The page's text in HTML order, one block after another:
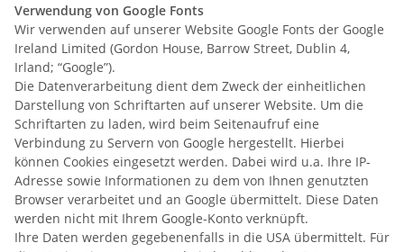
Verwendung von Google Fonts
Wir verwenden auf unserer Website Google Fonts der Google
Ireland Limited (Gordon House, Barrow Street, Dublin 4,
Irland; “Google”).
Die Datenverarbeitung dient dem Zweck der einheitlichen
Darstellung von Schriftarten auf unserer Website. Um die
Schriftarten zu laden, wird beim Seitenaufruf eine
Verbindung zu Servern von Google hergestellt. Hierbei
können Cookies eingesetzt werden. Dabei wird u.a. Ihre IP-
Adresse sowie Informationen zu dem von Ihnen genutzten
Browser verarbeitet und an Google übermittelt. Diese Daten
werden nicht mit Ihrem Google-Konto verknüpft.
Ihre Daten werden gegebenenfalls in die USA übermittelt. Für